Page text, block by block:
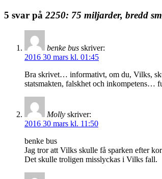
5 svar på 2250: 75 miljarder, bredd
benke bus skriver:
2016 30 mars kl. 01:45
Bra skrivet… informativt, om du, Vilks,
statsmakten, falskhet och inkompetens…
Molly skriver:
2016 30 mars kl. 11:50
benke bus
Jag tror att Vilks skulle få sparken efter
Det skulle troligen misslyckas i Vilks fall.